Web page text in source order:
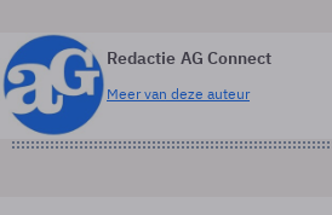
Redactie AG Connect
Meer van deze auteur